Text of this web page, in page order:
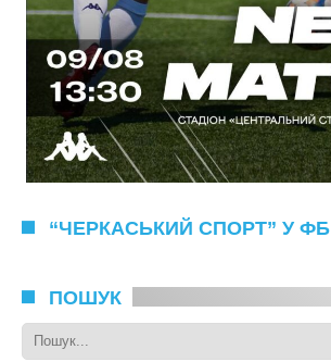
“ЧЕРКАСЬКИЙ СПОРТ” У ФБ
ПОШУК